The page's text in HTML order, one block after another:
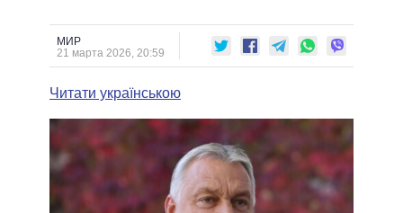
ВСЕ ПЕРСОНЫ
МИР
21 марта 2026, 20:59
Читати українською